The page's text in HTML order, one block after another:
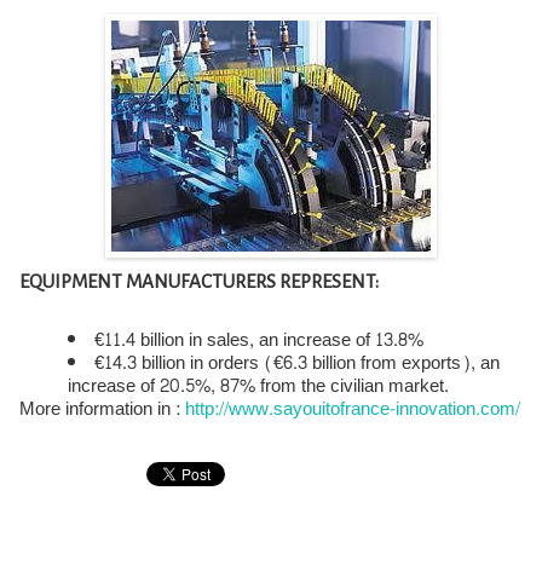
EQUIPMENT MANUFACTURERS REPRESENT:
€11.4 billion in sales, an increase of 13.8%
€14.3 billion in orders (€6.3 billion from exports), an
increase of 20.5%, 87% from the civilian market.
More information in :http://www.sayouitofrance-innovation.com/